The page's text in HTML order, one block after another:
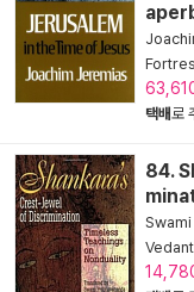
택배로
84.